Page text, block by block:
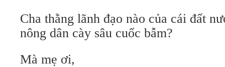
Cha thằng lãnh đạo nào của cái đất
nông dân cày sâu cuốc bẫm?
Mà mẹ ơi,